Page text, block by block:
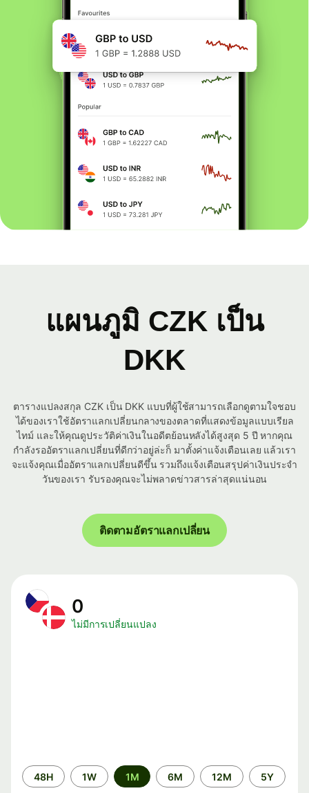
แผนภูมิ CZK เป็น
DKK
ตารางแปลงสกุล CZK เป็น DKK แบบที่ผู้ใช้สามารถเลือกดูตามใจชอบ
ได้ของเราใช้อัตราแลกเปลี่ยนกลางของตลาดที่แสดงข้อมูลแบบเรียล
ไทม์ และให้คุณดูประวัติค่าเงินในอดีตย้อนหลังได้สูงสุด 5 ปี หากคุณ
กำลังรออัตราแลกเปลี่ยนที่ดีกว่าอยู่ล่ะก็ มาตั้งค่าแจ้งเตือนเลย แล้วเรา
จะแจ้งคุณเมื่ออัตราแลกเปลี่ยนดีขึ้น รวมถึงแจ้งเตือนสรุปค่าเงินประจำ
วันของเรา รับรองคุณจะไม่พลาดข่าวสารล่าสุดแน่นอน
ติดตามอัตราแลกเปลี่ยน
0
ไม่มีการเปลี่ยนแปลง
ระยะ
เวลา
48H 1W 1M 6M 12M 5Y